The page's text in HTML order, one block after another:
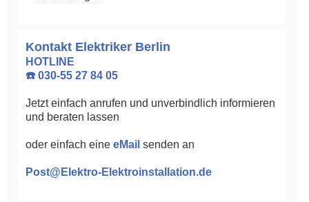
Kontakt Elektriker Berlin
HOTLINE
☎️ 030-55 27 84 05
Jetzt einfach anrufen und unverbindlich informieren
und beraten lassen
oder einfach eine eMail senden an
Post@Elektro-Elektroinstallation.de